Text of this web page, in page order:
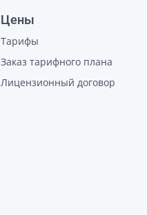
Цены
Тарифы
Заказ тарифного плана
Лицензионный договор